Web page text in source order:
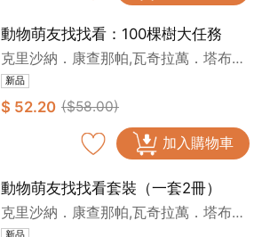
動物萌友找找看：100棵樹大任務
克里沙納．康查那帕,瓦奇拉萬．塔布
斯亞
新品
$ 52.20 ($58.00)
加入購物車
動物萌友找找看套裝（一套2冊）
克里沙納．康查那帕,瓦奇拉萬．塔布
斯亞